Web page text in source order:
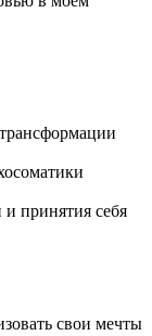
принятия себя
свои мечты